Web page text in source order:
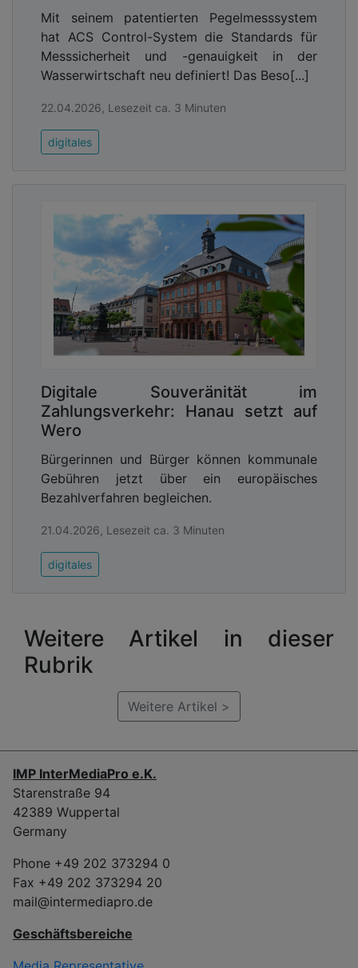
Mit seinem patentierten Pegelmesssystem
hat ACS Control-System die Standards für
Messsicherheit und -genauigkeit in der
Wasserwirtschaft neu definiert! Das Beso[...]
22.04.2026, Lesezeit ca. 3 Minuten
digitales
Digitale Souveränität im
Zahlungsverkehr: Hanau setzt auf
Wero
Bürgerinnen und Bürger können kommunale
Gebühren jetzt über ein europäisches
Bezahlverfahren begleichen.
21.04.2026, Lesezeit ca. 3 Minuten
digitales
Weitere Artikel in dieser
Rubrik
Weitere Artikel >
IMP InterMediaPro e.K.
Starenstraße 94
42389 Wuppertal
Germany
Phone +49 202 373294 0
Fax +49 202 373294 20
mail@intermediapro.de
Geschäftsbereiche